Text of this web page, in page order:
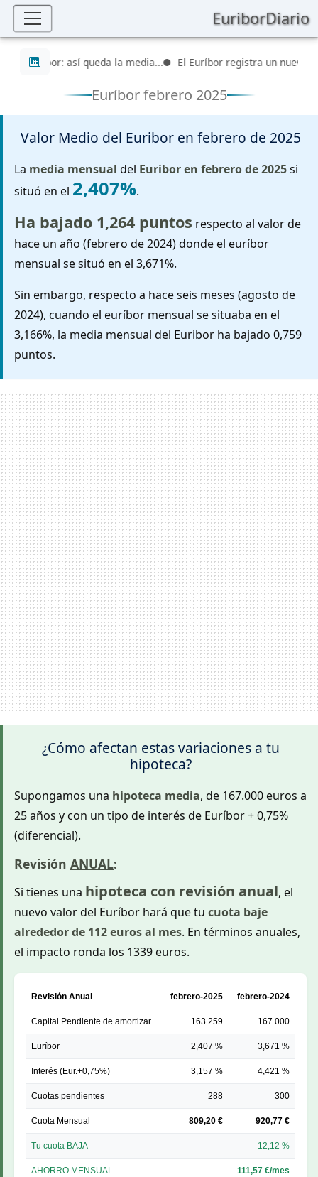
EuriborDiario
Últimas noticias
Euríbor: así queda la media... El Euríbor registra un nuevo
Euríbor febrero 2025
Valor Medio del Euribor en febrero de 2025
La media mensual del Euribor en febrero de 2025si
situó en el 2,407%.
Ha bajado 1,264 puntos respecto al valor de
hace un año (febrero de 2024) donde el euríbor
mensual se situó en el 3,671%.
Sin embargo, respecto a hace seis meses (agosto de
2024), cuando el euríbor mensual se situaba en el
3,166%, la media mensual del Euribor ha bajado 0,759
puntos.
¿Cómo afectan estas variaciones a tu
hipoteca?
Supongamos una hipoteca media, de 167.000 euros a
25 años y con un tipo de interés de Euríbor + 0,75%
(diferencial).
Revisión ANUAL:
Si tienes una hipoteca con revisión anual, el
nuevo valor del Euríbor hará que tu cuota baje
alrededor de 112 euros al mes. En términos anuales,
el impacto ronda los 1339 euros.
Revisión Anual febrero-2025 febrero-2024
Capital Pendiente de amortizar 163.259 167.000
Euríbor 2,407 % 3,671 %
Interés (Eur.+0,75%) 3,157 % 4,421 %
Cuotas pendientes 288 300
Cuota Mensual 809,20 € 920,77 €
Tu cuota BAJA -12,12 %
AHORRO MENSUAL 111,57 €/mes